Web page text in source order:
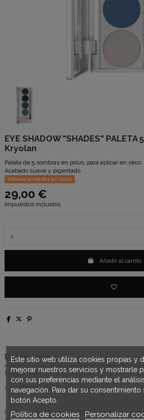
EYE SHADOW "SHADES" PALETA
Kryolan
Paleta de 5 sombras en polvo, para aplicar en seco.
Acabado suave y pigentado.
Últimas unidades en stock
29,00 €
Impuestos incluidos
Añadir al carrito
Descripción
Detalles del producto
Opiniones(0)
Paleta de sombras compuesta por 5 colores, en
Este sitio web utiliza cookies propias y
mejorar nuestros servicios y mostrarle
con sus preferencias mediante el
navegación. Para dar su
botón Acepto.
Política de cookies Personalizar